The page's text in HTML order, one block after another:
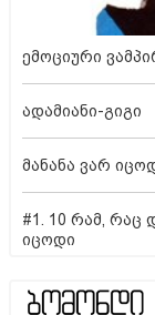
ემოციური
ადამიანი-გიგი
მანანა ვარ
#1. 10 რამ, რაც
იცოდი